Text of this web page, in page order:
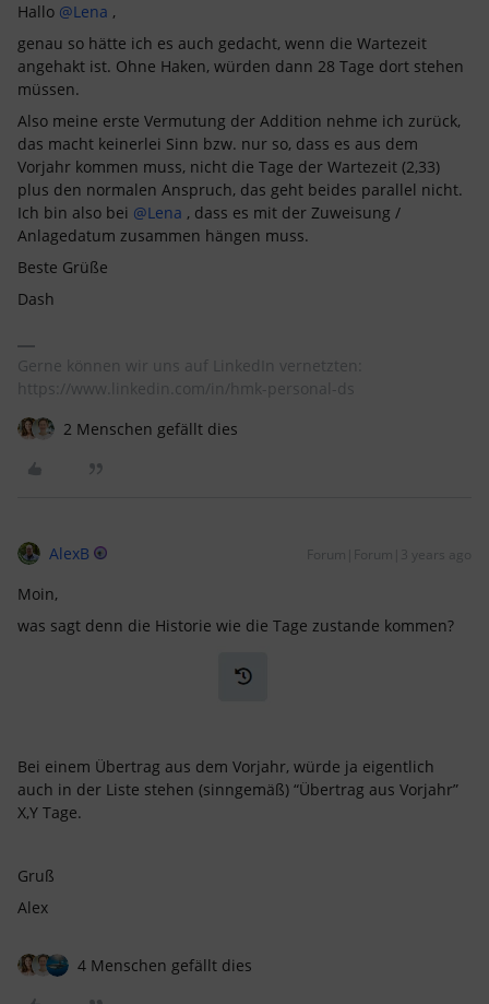
Hallo @Lena ,
genau so hätte ich es auch gedacht, wenn die Wartezeit
angehakt ist. Ohne Haken, würden dann 28 Tage dort stehen
müssen.
Also meine erste Vermutung der Addition nehme ich zurück,
das macht keinerlei Sinn bzw. nur so, dass es aus dem
Vorjahr kommen muss, nicht die Tage der Wartezeit (2,33)
plus den normalen Anspruch, das geht beides parallel nicht.
Ich bin also bei @Lena , dass es mit der Zuweisung /
Anlagedatum zusammen hängen muss.
Beste Grüße
Dash
Gerne können wir uns auf LinkedIn vernetzten:
https://www.linkedin.com/in/hmk-personal-ds
2 Menschen gefällt dies
AlexB Forum|Forum|3 years ago
Moin,
was sagt denn die Historie wie die Tage zustande kommen?
Bei einem Übertrag aus dem Vorjahr, würde ja eigentlich
auch in der Liste stehen (sinngemäß) “Übertrag aus Vorjahr”
X,Y Tage.
Gruß
Alex
4 Menschen gefällt dies